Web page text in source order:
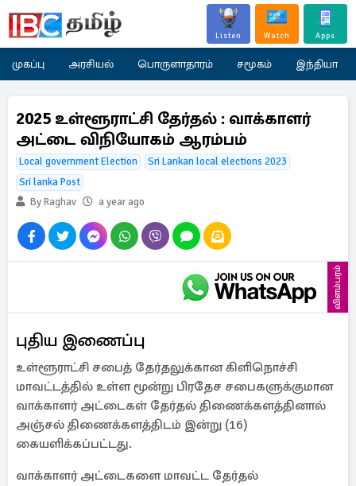
Listen Watch Apps
முகப்பு அரசியல் பொருளாதாரம் சமூகம் இந்தியா
2025 உள்ளூராட்சி தேர்தல் : வாக்காளர்
அட்டை விநியோகம் ஆரம்பம்
Local government Election
Sri Lankan local elections 2023
Sri lanka Post
By Raghav
a year ago
விளம்பரம்
புதிய இணைப்பு
உள்ளூராட்சி சபைத் தேர்தலுக்கான கிளிநொச்சி
மாவட்டத்தில் உள்ள மூன்று பிரதேச சபைகளுக்குமான
வாக்காளர் அட்டைகள் தேர்தல் திணைக்களத்தினால்
அஞ்சல் திணைக்களத்திடம் இன்று (16)
கையளிக்கப்பட்டது.
வாக்காளர் அட்டைகளை மாவட்ட தேர்தல்